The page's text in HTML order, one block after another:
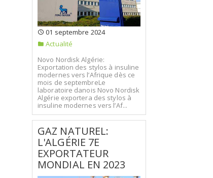
01 septembre 2024
Actualité
Novo Nordisk Algérie:
Exportation des stylos à insuline
modernes vers l’Afrique dès ce
mois de septembreLe
laboratoire danois Novo Nordisk
Algérie exportera des stylos à
insuline modernes vers l’Af...
GAZ NATUREL:
L'ALGÉRIE 7E
EXPORTATEUR
MONDIAL EN 2023